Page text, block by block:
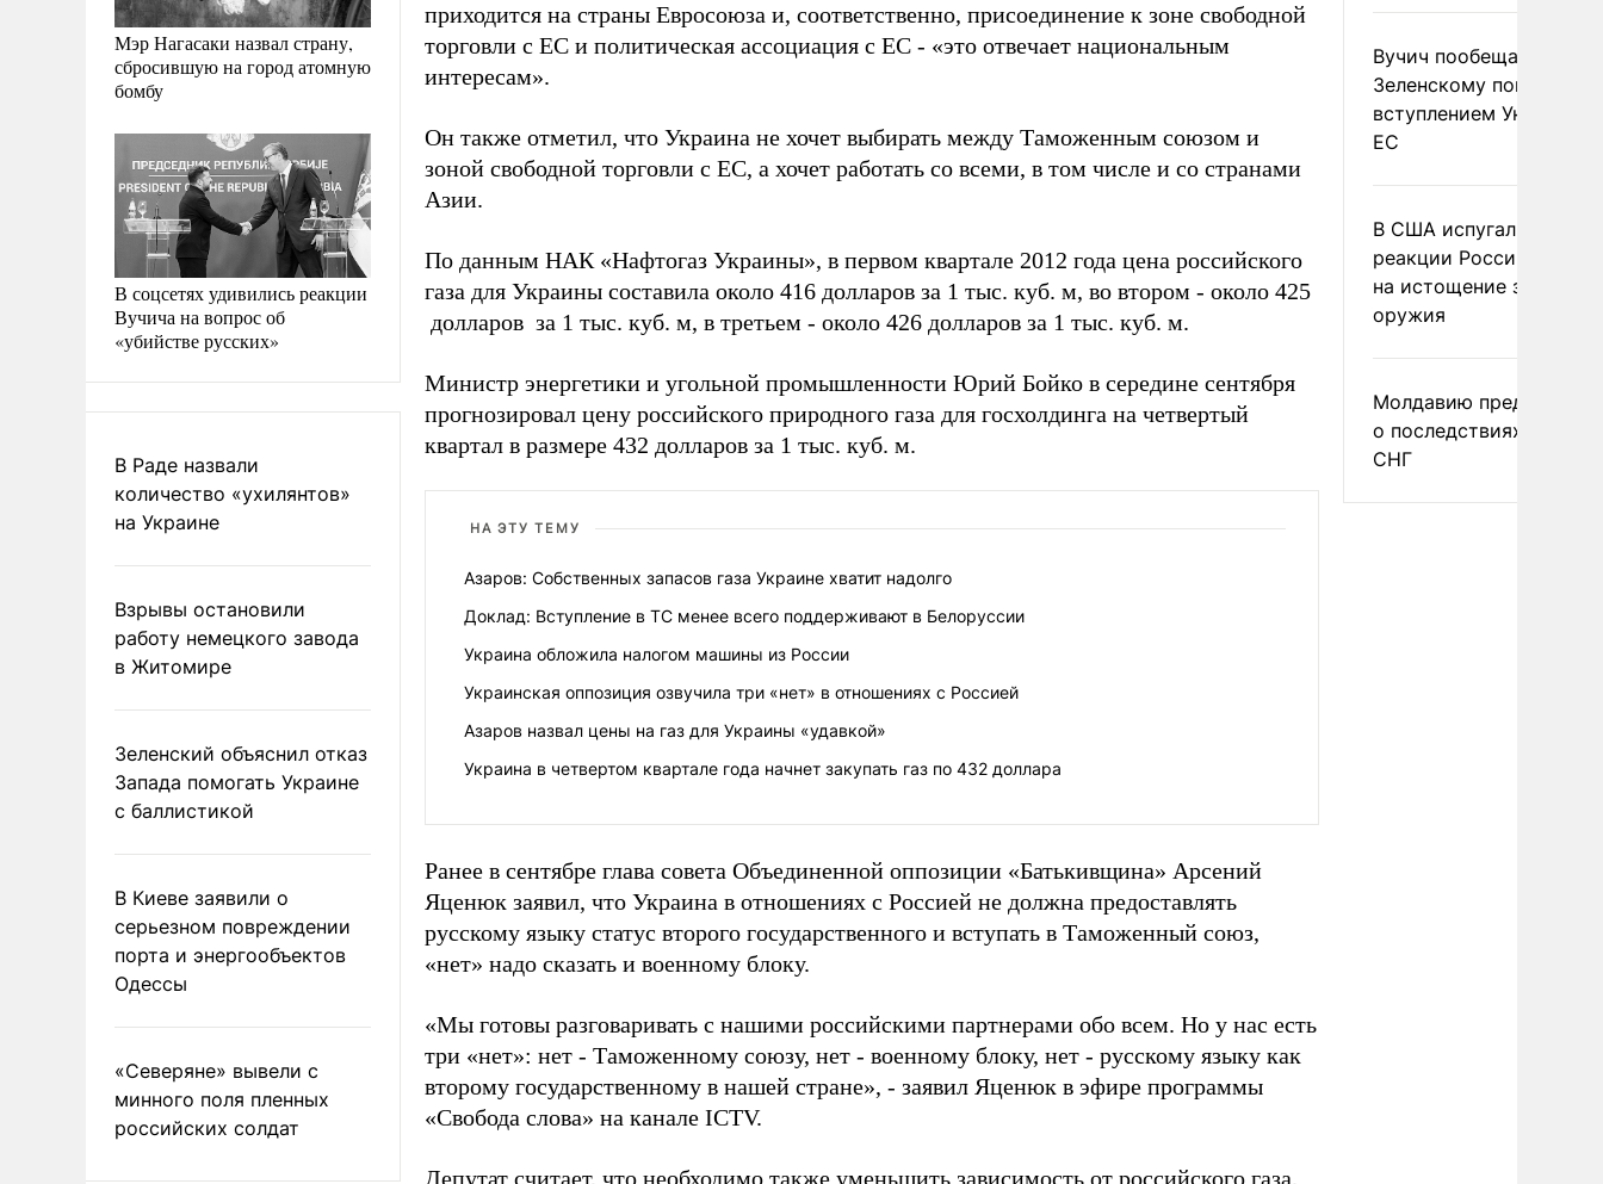
Мэр Нагасаки назвал страну,
сбросившую на город атомную
бомбу
В соцсетях удивились реакции
Вучича на вопрос об
«убийстве русских»
В Раде назвали
количество «ухилянтов»
на Украине
Взрывы остановили
работу немецкого завода
в Житомире
Зеленский объяснил отказ
Запада помогать Украине
с баллистикой
В Киеве заявили о
серьезном повреждении
порта и энергообъектов
Одессы
«Северяне» вывели с
минного поля пленных
российских солдат
приходится на страны Евросоюза и, соответственно, присоединение к зоне свободной
торговли с ЕС и политическая ассоциация с ЕС - «это отвечает национальным
интересам».
Он также отметил, что Украина не хочет выбирать между Таможенным союзом и
зоной свободной торговли с ЕС, а хочет работать со всеми, в том числе и со странами
Азии.
По данным НАК «Нафтогаз Украины», в первом квартале 2012 года цена российского
газа для Украины составила около 416 долларов за 1 тыс. куб. м, во втором - около 425
долларов за 1 тыс. куб. м, в третьем - около 426 долларов за 1 тыс. куб. м.
Министр энергетики и угольной промышленности Юрий Бойко в середине сентября
прогнозировал цену российского природного газа для госхолдинга на четвертый
квартал в размере 432 долларов за 1 тыс. куб. м.
НА ЭТУ ТЕМУ
Азаров: Собственных запасов газа Украине хватит надолго
Доклад: Вступление в ТС менее всего поддерживают в Белоруссии
Украина обложила налогом машины из России
Украинская оппозиция озвучила три «нет» в отношениях с Россией
Азаров назвал цены на газ для Украины «удавкой»
Украина в четвертом квартале года начнет закупать газ по 432 доллара
Ранее в сентябре глава совета Объединенной оппозиции «Батькивщина» Арсений
Яценюк заявил, что Украина в отношениях с Россией не должна предоставлять
русскому языку статус второго государственного и вступать в Таможенный союз,
«нет» надо сказать и военному блоку.
«Мы готовы разговаривать с нашими российскими партнерами обо всем. Но у нас есть
три «нет»: нет - Таможенному союзу, нет - военному блоку, нет - русскому языку как
второму государственному в нашей стране», - заявил Яценюк в эфире программы
«Свобода слова» на канале ICTV.
Депутат считает, что необходимо также уменьшить зависимость от российского газа.
Вучич пообещал
Зеленскому помочь со
вступлением Украины в
ЕС
В США испугались
реакции России и
на истощение запасов
оружия
Молдавию
о последствиях выхода
СНГ